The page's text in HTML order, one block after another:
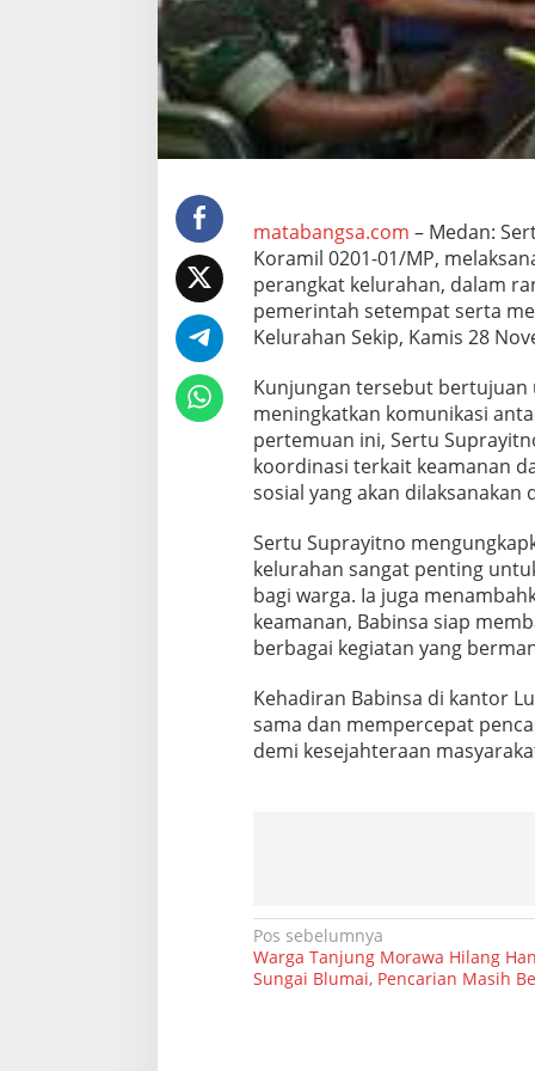
u
p
r
a
y
i
t
,
S
a
m
b
a
i
K
a
n
t
o
L
u
r
a
h
S
k
i
p
B
P
e
r
a
matabangsa.com – Medan:
Koramil 0201-01/MP,
perangkat kelurahan, dalam
pemerintah setempat serta
Kelurahan Sekip, Kamis 28
Kunjungan tersebut
meningkatkan komunikasi
pertemuan ini, Sertu
koordinasi terkait keamanan
sosial yang akan dilaksanakan
Sertu Suprayitno
kelurahan sangat penting
bagi warga. Ia juga
keamanan, Babinsa siap
berbagai kegiatan yang
Kehadiran Babinsa di kantor
sama dan mempercepat
demi kesejahteraan
N
a
Pos sebelumnya
Warga Tanjung Morawa Hilang
Sungai Blumai, Pencarian Masih